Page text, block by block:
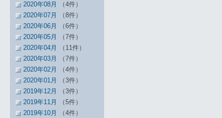
2020年08月
（4件）
2020年07月
（8件）
2020年06月
（6件）
2020年05月
（7件）
2020年04月
（11件）
2020年03月
（7件）
2020年02月
（4件）
2020年01月
（3件）
2019年12月
（3件）
2019年11月
（5件）
2019年10月
（4件）